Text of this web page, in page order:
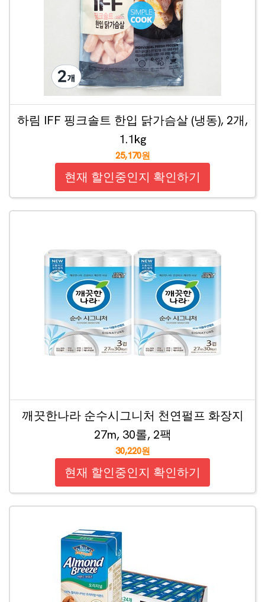
하림 IFF 핑크솔트 한입 닭가슴살 (냉동), 2개,
1.1kg
25,170원
현재 할인중인지 확인하기
깨끗한나라 순수시그니처 천연펄프 화장지
27m, 30롤, 2팩
30,220원
현재 할인중인지 확인하기